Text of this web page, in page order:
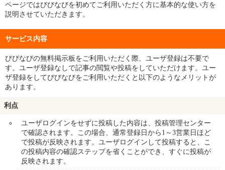
ページではびびなびを初めてご利用いただく方に基本的な使い方を
説明させていただきます。
サービス内容
びびなびの無料掲示板をご利用いただく際、ユーザ登録は不要で
す。ユーザ登録なしで記事の閲覧や投稿をしていただけます。ユー
ザ登録をしてびびなびをご利用いただくと以下のようなメリットが
あります。
利点
ユーザログインをせずに投稿した内容は、投稿管理センター
で確認されます。この場合、通常登録日から1～3営業日ほど
で投稿が反映されます。ユーザログインして投稿すると、こ
の投稿内容の確認ステップを省くことができ、すぐに投稿が
反映されます。